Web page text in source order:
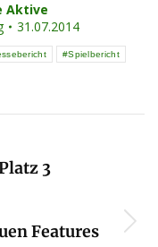
Aktive
31.07.2014
Spielbericht
3
Features